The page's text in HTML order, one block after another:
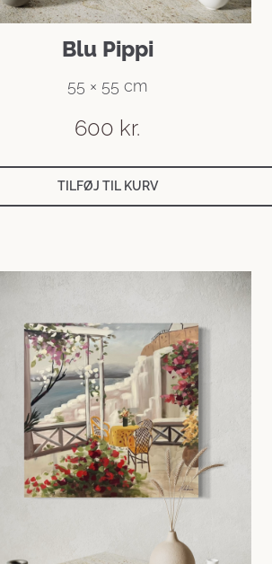
Blu Pippi
55 × 55 cm
600 kr.
TILFØJ TIL KURV